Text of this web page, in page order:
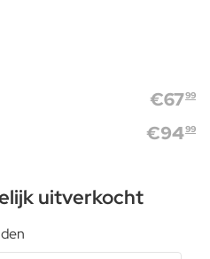
€6799
€9499
uitverkocht